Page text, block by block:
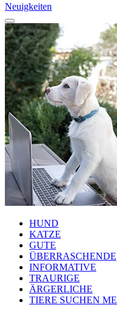
Neuigkeiten
HUND
KATZE
GUTE
ÜBERRASCHENDE
INFORMATIVE
TRAURIGE
ÄRGERLICHE
TIERE SUCHEN